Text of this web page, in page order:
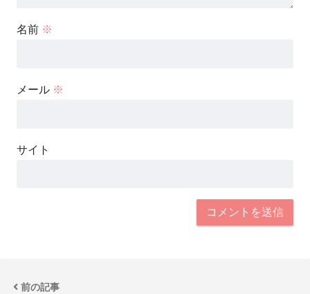
名前 ※
メール ※
サイト
前の記事